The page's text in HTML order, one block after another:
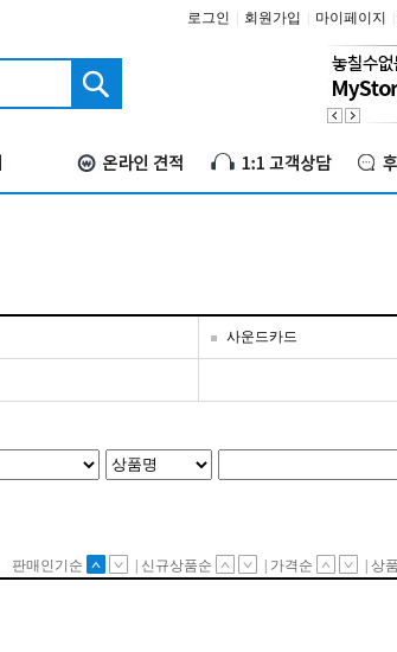
로그인 회원가입 마이페이지
사운드카드